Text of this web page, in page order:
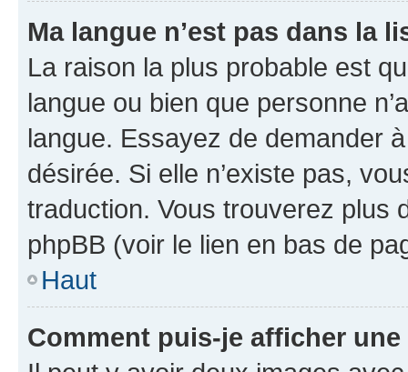
Ma langue n’est pas dans la
La raison la plus probable est
langue ou bien que personne
langue. Essayez de demander
désirée. Si elle n’existe pas,
traduction. Vous trouverez plus
phpBB (voir le lien en bas de
Haut
Comment puis-je afficher